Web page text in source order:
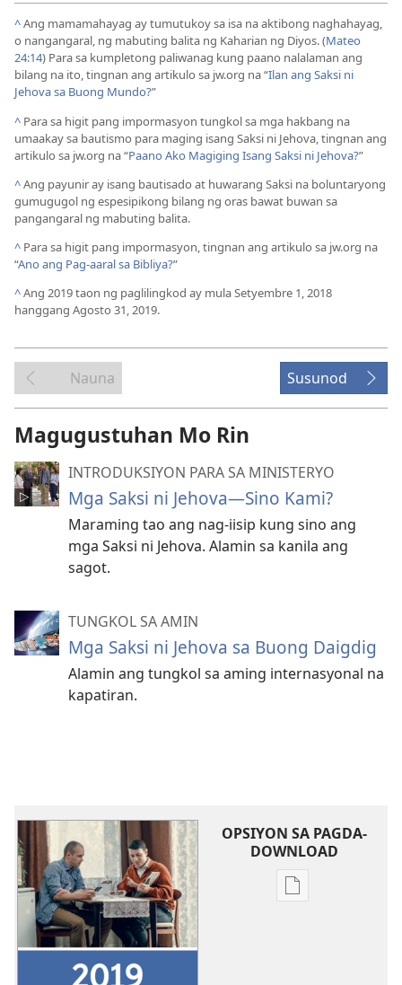
^Ang mamamahayag ay tumutukoy sa isa na aktibong naghahayag,
o nangangaral, ng mabuting balita ng Kaharian ng Diyos. (Mateo
24:14) Para sa kumpletong paliwanag kung paano nalalaman ang
bilang na ito, tingnan ang artikulo sa jw.org na “Ilan ang Saksi ni
Jehova sa Buong Mundo?”
^ Para sa higit pang impormasyon tungkol sa mga hakbang na
umaakay sa bautismo para maging isang Saksi ni Jehova, tingnan ang
artikulo sa jw.org na “Paano Ako Magiging Isang Saksi ni Jehova?”
^Ang payunir ay isang bautisado at huwarang Saksi na boluntaryong
gumugugol ng espesipikong bilang ng oras bawat buwan sa
pangangaral ng mabuting balita.
^ Para sa higit pang impormasyon, tingnan ang artikulo sa jw.org na
“Ano ang Pag-aaral sa Bibliya?”
^Ang 2019 taon ng paglilingkod ay mula Setyembre 1, 2018
hanggang Agosto 31, 2019.
Nauna Susunod
Magugustuhan Mo Rin
INTRODUKSIYON PARA SA MINISTERYO
Mga Saksi ni Jehova—Sino Kami?
Maraming tao ang nag-iisip kung sino ang
mga Saksi ni Jehova. Alamin sa kanila ang
sagot.
TUNGKOL SA AMIN
Mga Saksi ni Jehova sa Buong Daigdig
Alamin ang tungkol sa aming internasyonal na
kapatiran.
OPSIYON SA PAGDA-
DOWNLOAD
Opsiyon